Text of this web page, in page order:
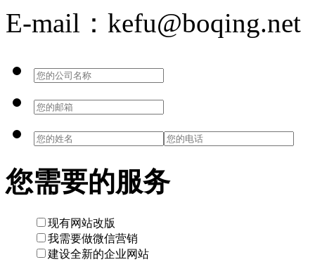
E-mail：kefu@boqing.net
您需要的服务
现有网站改版
我需要做微信营销
建设全新的企业网站